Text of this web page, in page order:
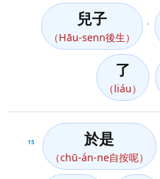
兒子
（Hāu-senn後生）
了
（liáu）
15 於是
（chū-án-ne自按呢）